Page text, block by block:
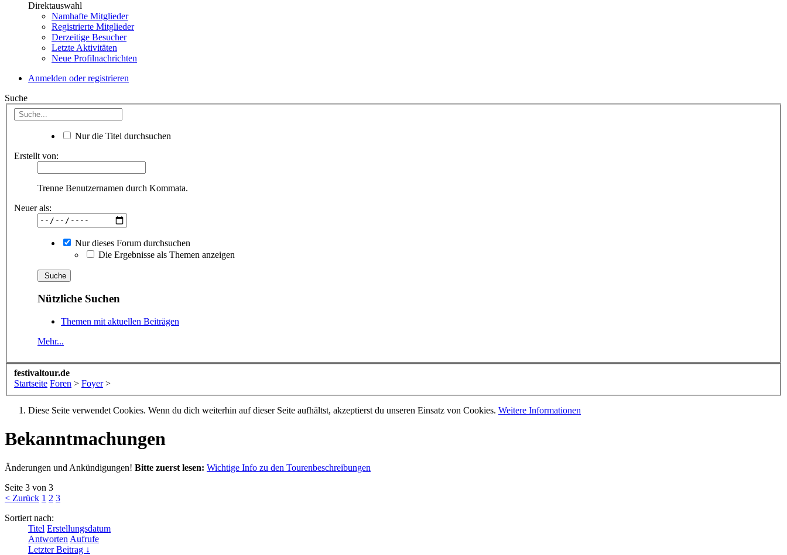
Direktauswahl
Namhafte Mitglieder
Registrierte Mitglieder
Derzeitige Besucher
Letzte Aktivitäten
Neue Profilnachrichten
Anmelden oder registrieren
Suche
Nur die Titel durchsuchen
Erstellt von:
Trenne Benutzernamen durch Kommata.
Neuer als:
Nur dieses Forum durchsuchen
Die Ergebnisse als Themen anzeigen
Nützliche Suchen
Themen mit aktuellen Beiträgen
Mehr...
festivaltour.de
Startseite Foren > Foyer >
Diese Seite verwendet Cookies. Wenn du dich weiterhin auf dieser Seite aufhältst, akzeptierst du unseren Einsatz von Cookies. Weitere Informationen
Bekanntmachungen
Änderungen und Ankündigungen! Bitte zuerst lesen: Wichtige Info zu den Tourenbeschreibungen
Seite 3 von 3
< Zurück 1 2 3
Sortiert nach:
Titel Erstellungsdatum
Antworten Aufrufe
Letzter Beitrag ↓